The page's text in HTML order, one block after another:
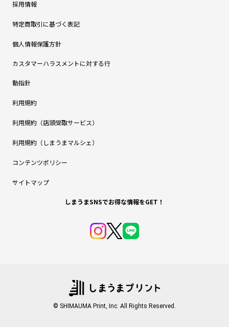
採用情報
特定商取引に基づく表記
個人情報保護方針
カスタマーハラスメントに対する行
動指針
利用規約
利用規約（店頭受取サービス）
利用規約（しまうまマルシェ）
コンテンツポリシー
サイトマップ
しまうまSNSでお得な情報をGET！
© SHIMAUMA Print, Inc. All Rights Reserved.